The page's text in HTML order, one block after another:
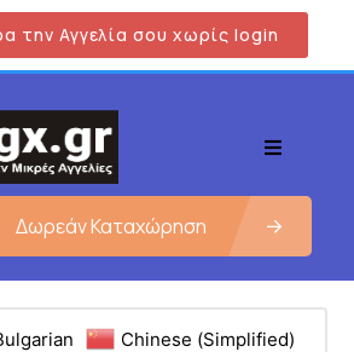
την Αγγελία σου χωρίς login
Δωρεάν Καταχώρηση
Chinese (Simplified)